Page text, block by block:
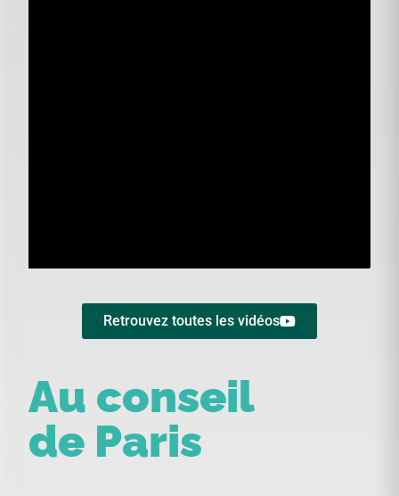
Retrouvez toutes les vidéos
Au conseil
de Paris